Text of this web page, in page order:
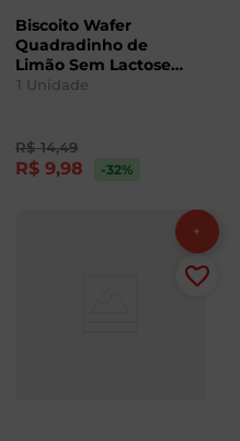
Biscoito Wafer
Quadradinho de
Limão Sem Lactose
Lowçucar 60g
1 Unidade
R$ 14,49
R$ 9,98 -32%